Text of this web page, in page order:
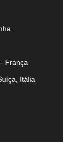
França
Itália